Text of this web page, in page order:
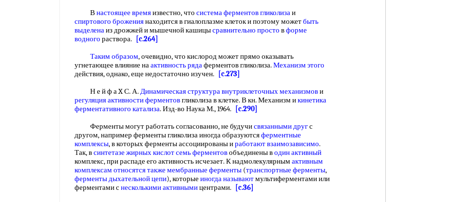
Внастоящее времяизвестно, что система ферментов гликолизаи
спиртового брожениянаходится в гиалоплазме клеток и поэтому можетбыть
выделенаиз дрожжей и мышечной кашицысравнительно просто вформе
водного раствора.
[c.264]
Таким образом, очевидно, что кислород может прямо оказывать
угнетающее влияние наактивность рядаферментов гликолиза.Механизм этого
действия, однако, еще недостаточно изучен.
[c.273]
Н е й ф а X С. А.Динамическая структуравнутриклеточных механизмови
регуляция активности ферментовгликолиза в клетке. В кн. Механизм икинетика
ферментативного катализа. Изд-во Наука М., 1964.
[c.290]
Ферменты могут работать согласованно, не будучисвязанными другс
другом, например ферменты гликолиза иногда образуютсяферментные
комплексы, в которых ферменты ассоциированы иработают взаимозависимо.
Так, всинтетазе жирных кислотсемь ферментовобъединены водин активный
комплекс, при распаде его активность исчезает. К надмолекулярным активным
комплексам относятся также мембранные ферменты (транспортные ферменты,
ферменты дыхательной цепи), которые иногда называютмультиферментами или
ферментами снесколькими активнымицентрами. [c.36]